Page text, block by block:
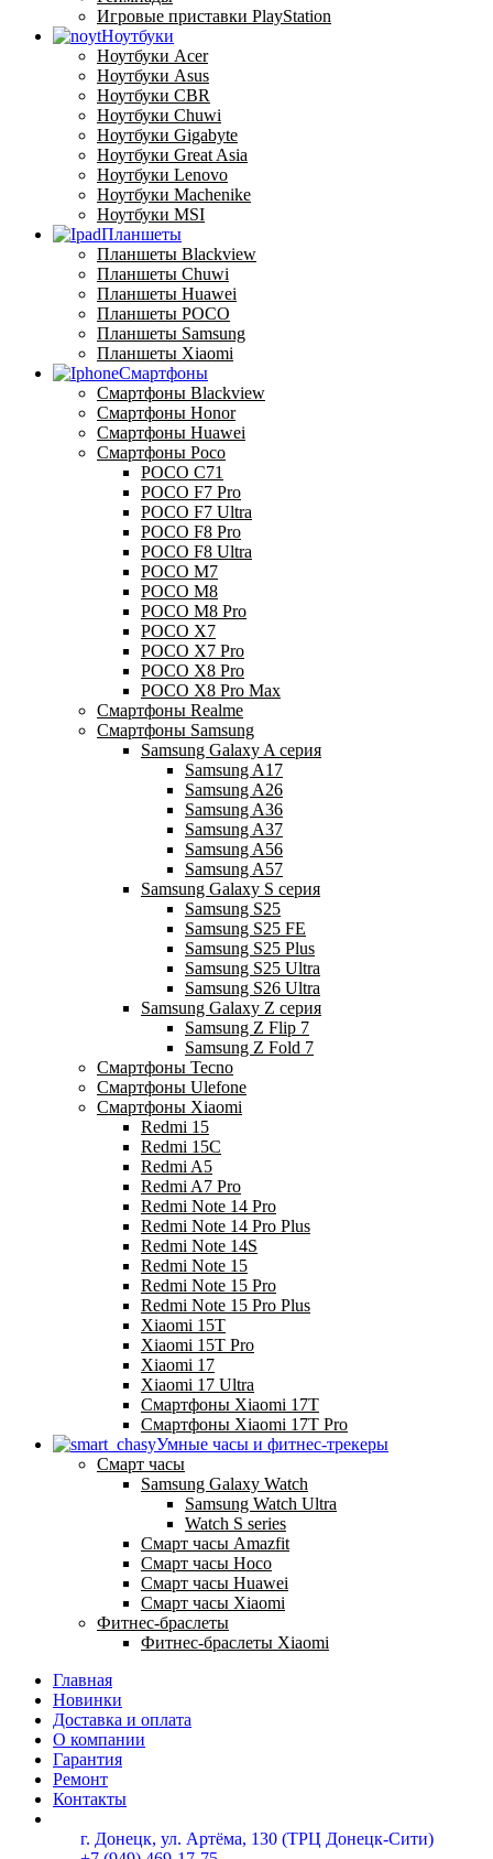
Игровые приставки PlayStation
Ноутбуки
Ноутбуки Acer
Ноутбуки Asus
Ноутбуки CBR
Ноутбуки Chuwi
Ноутбуки Gigabyte
Ноутбуки Great Asia
Ноутбуки Lenovo
Ноутбуки Machenike
Ноутбуки MSI
Планшеты
Планшеты Blackview
Планшеты Chuwi
Планшеты Huawei
Планшеты POCO
Планшеты Samsung
Планшеты Xiaomi
Смартфоны
Смартфоны Blackview
Смартфоны Honor
Смартфоны Huawei
Смартфоны Poco
POCO C71
POCO F7 Pro
POCO F7 Ultra
POCO F8 Pro
POCO F8 Ultra
POCO M7
POCO M8
POCO M8 Pro
POCO X7
POCO X7 Pro
POCO X8 Pro
POCO X8 Pro Max
Смартфоны Realme
Смартфоны Samsung
Samsung Galaxy A серия
Samsung A17
Samsung A26
Samsung A36
Samsung A37
Samsung A56
Samsung A57
Samsung Galaxy S серия
Samsung S25
Samsung S25 FE
Samsung S25 Plus
Samsung S25 Ultra
Samsung S26 Ultra
Samsung Galaxy Z серия
Samsung Z Flip 7
Samsung Z Fold 7
Смартфоны Tecno
Смартфоны Ulefone
Смартфоны Xiaomi
Redmi 15
Redmi 15C
Redmi A5
Redmi A7 Pro
Redmi Note 14 Pro
Redmi Note 14 Pro Plus
Redmi Note 14S
Redmi Note 15
Redmi Note 15 Pro
Redmi Note 15 Pro Plus
Xiaomi 15T
Xiaomi 15T Pro
Xiaomi 17
Xiaomi 17 Ultra
Смартфоны Xiaomi 17Т
Смартфоны Xiaomi 17Т Pro
Умные часы и фитнес-трекеры
Смарт часы
Samsung Galaxy Watch
Samsung Watch Ultra
Watch S series
Смарт часы Amazfit
Смарт часы Hoco
Смарт часы Huawei
Смарт часы Xiaomi
Фитнес-браслеты
Фитнес-браслеты Xiaomi
Главная
Новинки
Доставка и оплата
О компании
Гарантия
Ремонт
Контакты
г. Донецк, ул. Артёма, 130 (ТРЦ Донецк-Сити)